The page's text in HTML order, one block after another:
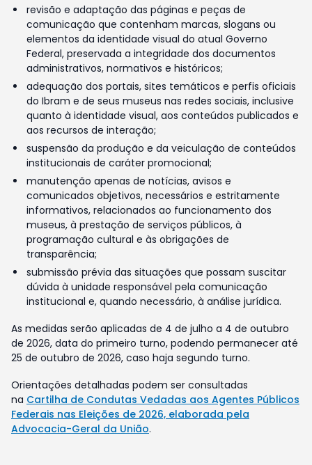
revisão e adaptação das páginas e peças de
comunicação que contenham marcas, slogans ou
elementos da identidade visual do atual Governo
Federal, preservada a integridade dos documentos
administrativos, normativos e históricos;
adequação dos portais, sites temáticos e perfis oficiais
do Ibram e de seus museus nas redes sociais, inclusive
quanto à identidade visual, aos conteúdos publicados e
aos recursos de interação;
suspensão da produção e da veiculação de conteúdos
institucionais de caráter promocional;
manutenção apenas de notícias, avisos e
comunicados objetivos, necessários e estritamente
informativos, relacionados ao funcionamento dos
museus, à prestação de serviços públicos, à
programação cultural e às obrigações de
transparência;
submissão prévia das situações que possam suscitar
dúvida à unidade responsável pela comunicação
institucional e, quando necessário, à análise jurídica.
As medidas serão aplicadas de 4 de julho a 4 de outubro
de 2026, data do primeiro turno, podendo permanecer até
25 de outubro de 2026, caso haja segundo turno.
Orientações detalhadas podem ser consultadas
na Cartilha de Condutas Vedadas aos Agentes Públicos
Federais nas Eleições de 2026, elaborada pela
Advocacia-Geral da União.